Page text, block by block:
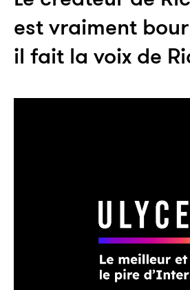
est vraiment
il fait la voix de